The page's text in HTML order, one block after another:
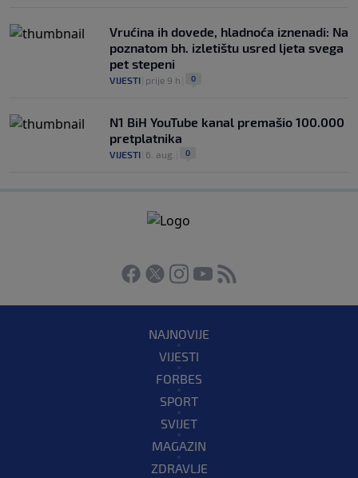
Vrućina ih dovede, hladnoća iznenadi: Na
poznatom bh. izletištu usred ljeta svega
pet stepeni
VIJESTI prije 9 h 0
N1 BiH YouTube kanal premašio 100.000
pretplatnika
VIJESTI 6. aug. 0
NAJNOVIJE
VIJESTI
FORBES
SPORT
SVIJET
MAGAZIN
ZDRAVLJE